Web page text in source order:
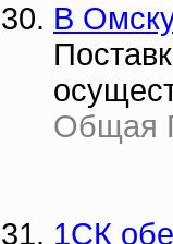
В
Общая
1СК